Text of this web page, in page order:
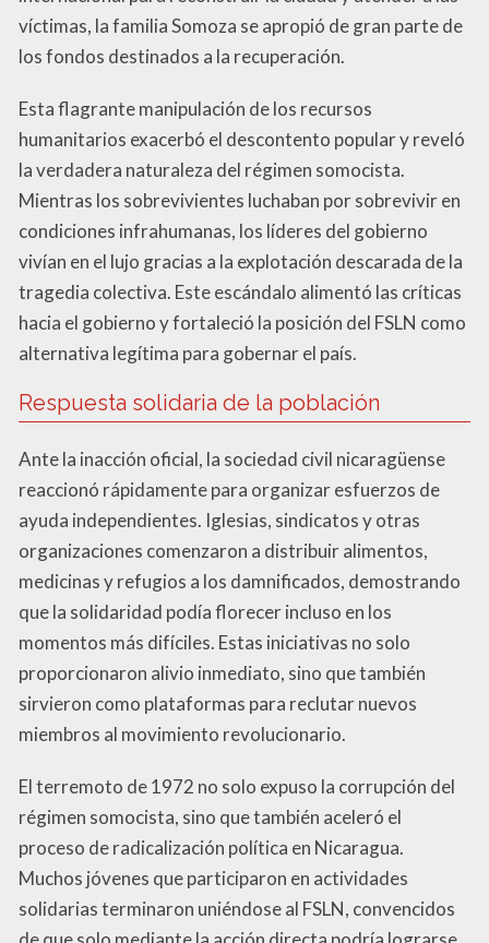
víctimas, la familia Somoza se apropió de gran parte de
los fondos destinados a la recuperación.
Esta flagrante manipulación de los recursos
humanitarios exacerbó el descontento popular y reveló
la verdadera naturaleza del régimen somocista.
Mientras los sobrevivientes luchaban por sobrevivir en
condiciones infrahumanas, los líderes del gobierno
vivían en el lujo gracias a la explotación descarada de la
tragedia colectiva. Este escándalo alimentó las críticas
hacia el gobierno y fortaleció la posición del FSLN como
alternativa legítima para gobernar el país.
Respuesta solidaria de la población
Ante la inacción oficial, la sociedad civil nicaragüense
reaccionó rápidamente para organizar esfuerzos de
ayuda independientes. Iglesias, sindicatos y otras
organizaciones comenzaron a distribuir alimentos,
medicinas y refugios a los damnificados, demostrando
que la solidaridad podía florecer incluso en los
momentos más difíciles. Estas iniciativas no solo
proporcionaron alivio inmediato, sino que también
sirvieron como plataformas para reclutar nuevos
miembros al movimiento revolucionario.
El terremoto de 1972 no solo expuso la corrupción del
régimen somocista, sino que también aceleró el
proceso de radicalización política en Nicaragua.
Muchos jóvenes que participaron en actividades
solidarias terminaron uniéndose al FSLN, convencidos